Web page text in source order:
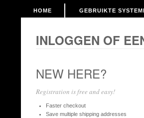
HOME GEBRUIKTE
INLOGGEN OF
NEW HERE?
Registration is free and easy!
Faster checkout
Save multiple shipping addresses